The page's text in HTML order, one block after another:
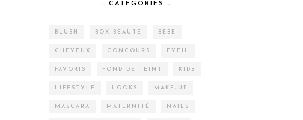
– CATEGORIES –
BLUSH BOX BEAUTÉ BÉBÉ
CHEVEUX CONCOURS EVEIL
FAVORIS FOND DE TEINT KIDS
LIFESTYLE LOOKS MAKE-UP
MASCARA MATERNITÉ NAILS